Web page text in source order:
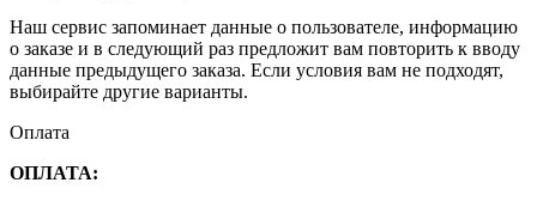
Наш сервис запоминает данные о пользователе, информацию
о заказе и в следующий раз предложит вам повторить к вводу
данные предыдущего заказа. Если условия вам не подходят,
выбирайте другие варианты.
Оплата
ОПЛАТА: